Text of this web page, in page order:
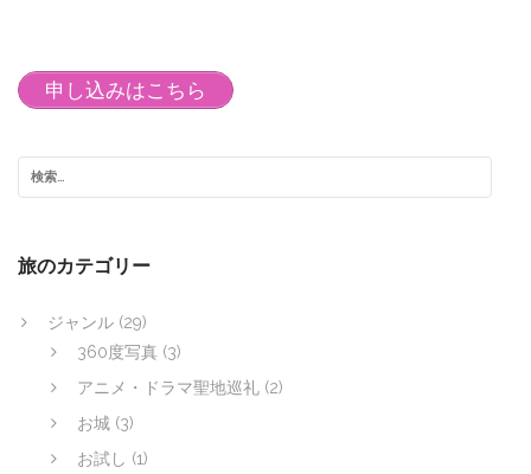
申し込みはこちら
旅のカテゴリー
ジャンル (29)
360度写真 (3)
アニメ・ドラマ聖地巡礼 (2)
お城 (3)
お試し (1)